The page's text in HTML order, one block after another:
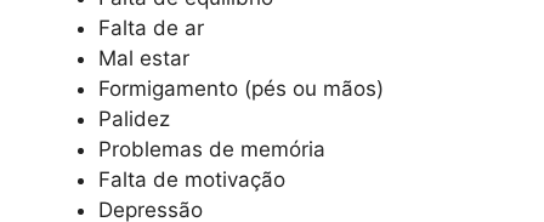
Falta de ar
Mal estar
Formigamento (pés ou mãos)
Palidez
Problemas de memória
Falta de motivação
Depressão